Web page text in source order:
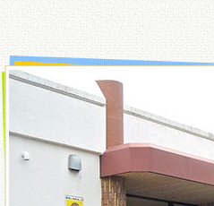
佐世保市立児童センター